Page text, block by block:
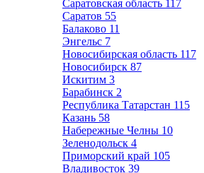
Саратовская область 117
Саратов 55
Балаково 11
Энгельс 7
Новосибирская область 117
Новосибирск 87
Искитим 3
Барабинск 2
Республика Татарстан 115
Казань 58
Набережные Челны 10
Зеленодольск 4
Приморский край 105
Владивосток 39